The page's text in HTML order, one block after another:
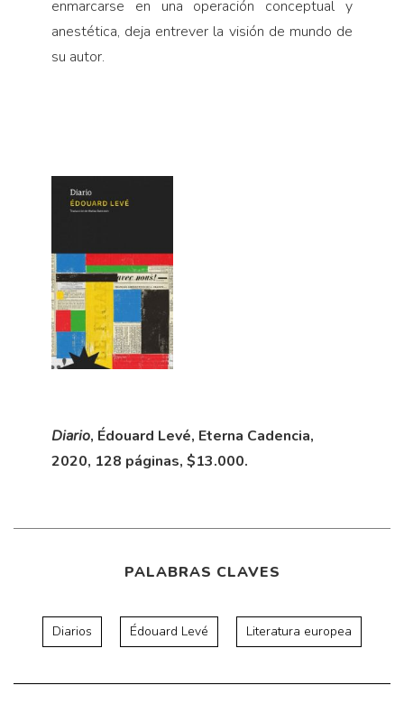
enmarcarse en una operación con­ceptual y
anestética, deja entrever la visión de mundo de
su autor.
Diario, Édouard Levé, Eterna Cadencia,
2020, 128 páginas, $13.000.
PALABRAS CLAVES
Diarios Édouard Levé Literatura europea